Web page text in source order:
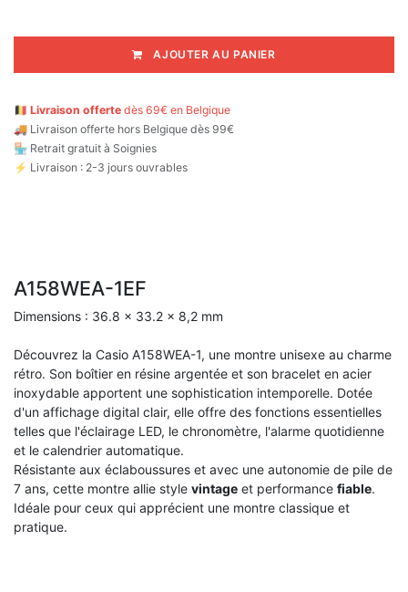
AJOUTER AU PANIER
🇧🇪 Livraison offerte dès 69€ en Belgique
🚚 Livraison offerte hors Belgique dès 99€
🏪 Retrait gratuit à Soignies
⚡ Livraison : 2-3 jours ouvrables
A158WEA-1EF
Dimensions : 36.8 × 33.2 × 8,2 mm
Découvrez la Casio A158WEA-1, une montre unisexe au charme
rétro. Son boîtier en résine argentée et son bracelet en acier
inoxydable apportent une sophistication intemporelle. Dotée
d'un affichage digital clair, elle offre des fonctions essentielles
telles que l'éclairage LED, le chronomètre, l'alarme quotidienne
et le calendrier automatique.
Résistante aux éclaboussures et avec une autonomie de pile de
7 ans, cette montre allie style vintage et performance fiable.
Idéale pour ceux qui apprécient une montre classique et
pratique.